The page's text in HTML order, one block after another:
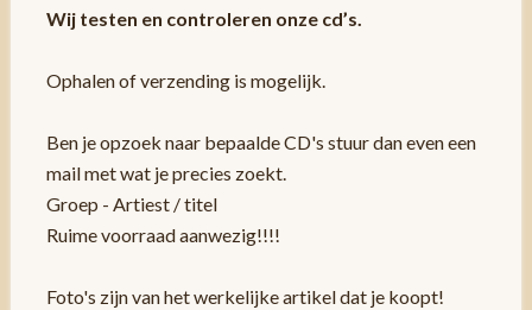
Wij testen en controleren onze cd’s.
Ophalen of verzending is mogelijk.
Ben je opzoek naar bepaalde CD's stuur dan even een
mail met wat je precies zoekt.
Groep - Artiest / titel
Ruime voorraad aanwezig!!!!
Foto's zijn van het werkelijke artikel dat je koopt!